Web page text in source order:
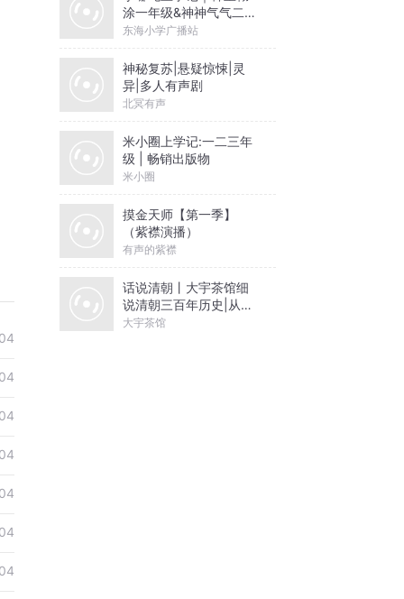
涂一年级&神神气气二年
级
东海小学广播站
神秘复苏|悬疑惊悚|灵
异|多人有声剧
北冥有声
米小圈上学记:一二三年
级 | 畅销出版物
米小圈
摸金天师【第一季】
（紫襟演播）
有声的紫襟
话说清朝丨大宇茶馆细
说清朝三百年历史|从努
尔哈赤到末代皇帝溥仪|
大宇茶馆